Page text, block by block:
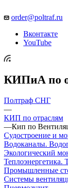
order@poltraf.ru
Вконтакте
YouTube
КИПиА по
Полтраф СНГ
—
КИП по отраслям
—Кип по
Судостроение и
Водоканалы.
Экологический
Промышленные
Системы